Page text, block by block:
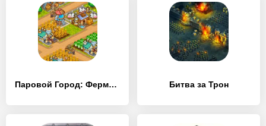
Паровой Город: Ферма и битва Битва за Трон